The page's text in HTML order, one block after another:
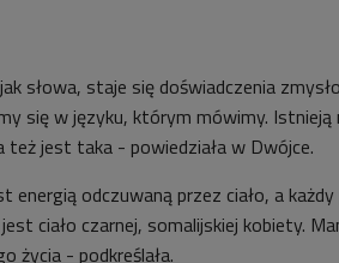
słowa, staje się doświadczenia
się w języku, którym mówimy. Istnieją
też jest taka - powiedziała w Dwójce.
energią odczuwaną przez ciało, a
ciało czarnej, somalijskiej kobiety.
życia - podkreślała.